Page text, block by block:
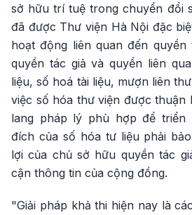
sở hữu trí tuệ trong chuyển đổi
đã được Thư viện Hà Nội đặc
hoạt động liên quan đến quyền
quyền tác giả và quyền liên
liệu, số hoá tài liệu, mượn liên
việc số hóa thư viện được thuận
lang pháp lý phù hợp để triển
đích của số hóa tư liệu phải
lợi của chủ sở hữu quyền tác
cận thông tin của cộng đồng.
"Giải pháp khả thi hiện nay là